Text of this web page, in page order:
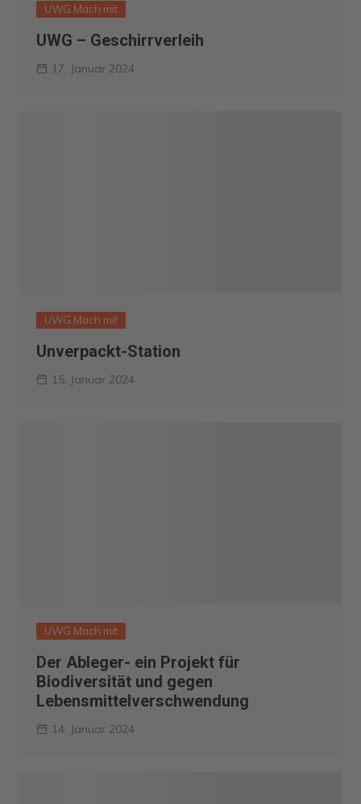
UWG Mach mit
UWG – Geschirrverleih
17. Januar 2024
UWG Mach mit
Unverpackt-Station
15. Januar 2024
UWG Mach mit
Der Ableger- ein Projekt für
Biodiversität und gegen
Lebensmittelverschwendung
14. Januar 2024